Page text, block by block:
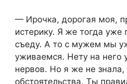
— Ирочка, дорогая моя,
истерику. Я же тогда уже
съеду. А то с мужем мы
уживаемся. Нету на него
нервов. Но я же не
обстоятельства. Ты